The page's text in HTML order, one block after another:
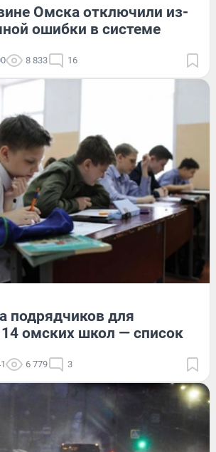
Омска отключили из-
ошибки в системе
8 833 16
подрядчиков для
омских школ — список
6 779 3